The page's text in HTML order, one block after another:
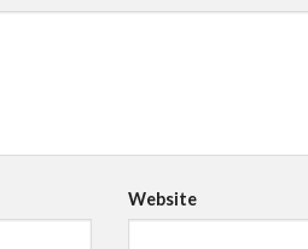
Website